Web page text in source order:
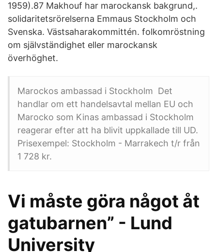
1959).87 Makhouf har marockansk bakgrund,.
solidaritetsrörelserna Emmaus Stockholm och
Svenska. Västsaharakommittén. folkomröstning
om självständighet eller marockansk
överhöghet.
Marockos ambassad i Stockholm Det
handlar om ett handelsavtal mellan EU och
Marocko som Kinas ambassad i Stockholm
reagerar efter att ha blivit uppkallade till UD.
Prisexempel: Stockholm - Marrakech t/r från
1 728 kr.
Vi måste göra något åt
gatubarnen” - Lund
University